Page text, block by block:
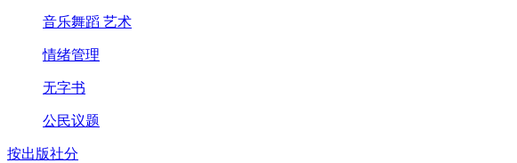
音乐舞蹈 艺术
情绪管理
无字书
公民议题
按出版社分